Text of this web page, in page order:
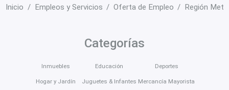
Inicio Empleos y Servicios Oferta de Empleo Región
Categorías
Inmuebles
Hogar y Jardín
Educación
Juguetes & Infantes
Deportes
Mercancía Mayorista